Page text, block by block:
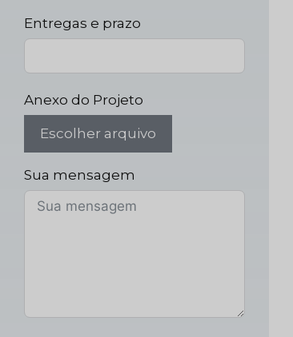
Entregas e prazo
Anexo do Projeto
Escolher arquivo
Sua mensagem